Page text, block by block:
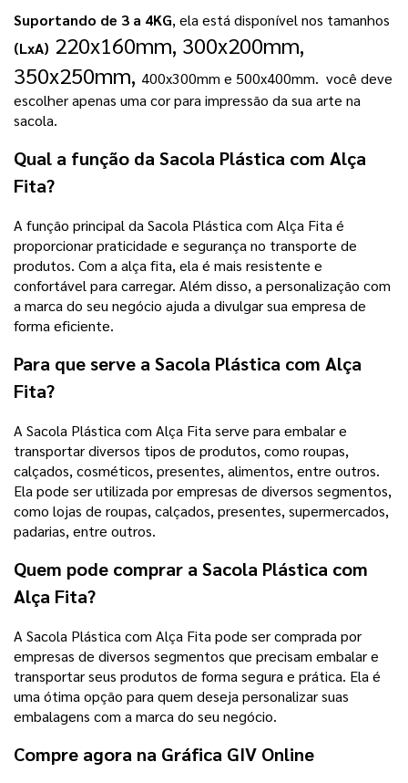
Suportando de 3 a 4KG
(LxA) 220x160mm, 300x200mm,
350x250mm, 400x300mm e 500x400mm. você deve
escolher apenas uma cor para impressão da sua arte na
sacola.
Qual a função da Sacola Plástica com Alça
Fita?
A função principal da Sacola Plástica com Alça Fita é
proporcionar praticidade e segurança no transporte de
produtos. Com a alça fita, ela é mais resistente e
confortável para carregar. Além disso, a personalização com
a marca do seu negócio ajuda a divulgar sua empresa de
forma eficiente.
Para que serve a Sacola Plástica com Alça
Fita?
A Sacola Plástica com Alça Fita serve para embalar e
transportar diversos tipos de produtos, como roupas,
calçados, cosméticos, presentes, alimentos, entre outros.
Ela pode ser utilizada por empresas de diversos segmentos,
como lojas de roupas, calçados, presentes, supermercados,
padarias, entre outros.
Quem pode comprar a Sacola Plástica com
Alça Fita?
A Sacola Plástica com Alça Fita pode ser comprada por
empresas de diversos segmentos que precisam embalar e
transportar seus produtos de forma segura e prática. Ela é
uma ótima opção para quem deseja personalizar suas
embalagens com a marca do seu negócio.
Compre agora na Gráfica GIV Online